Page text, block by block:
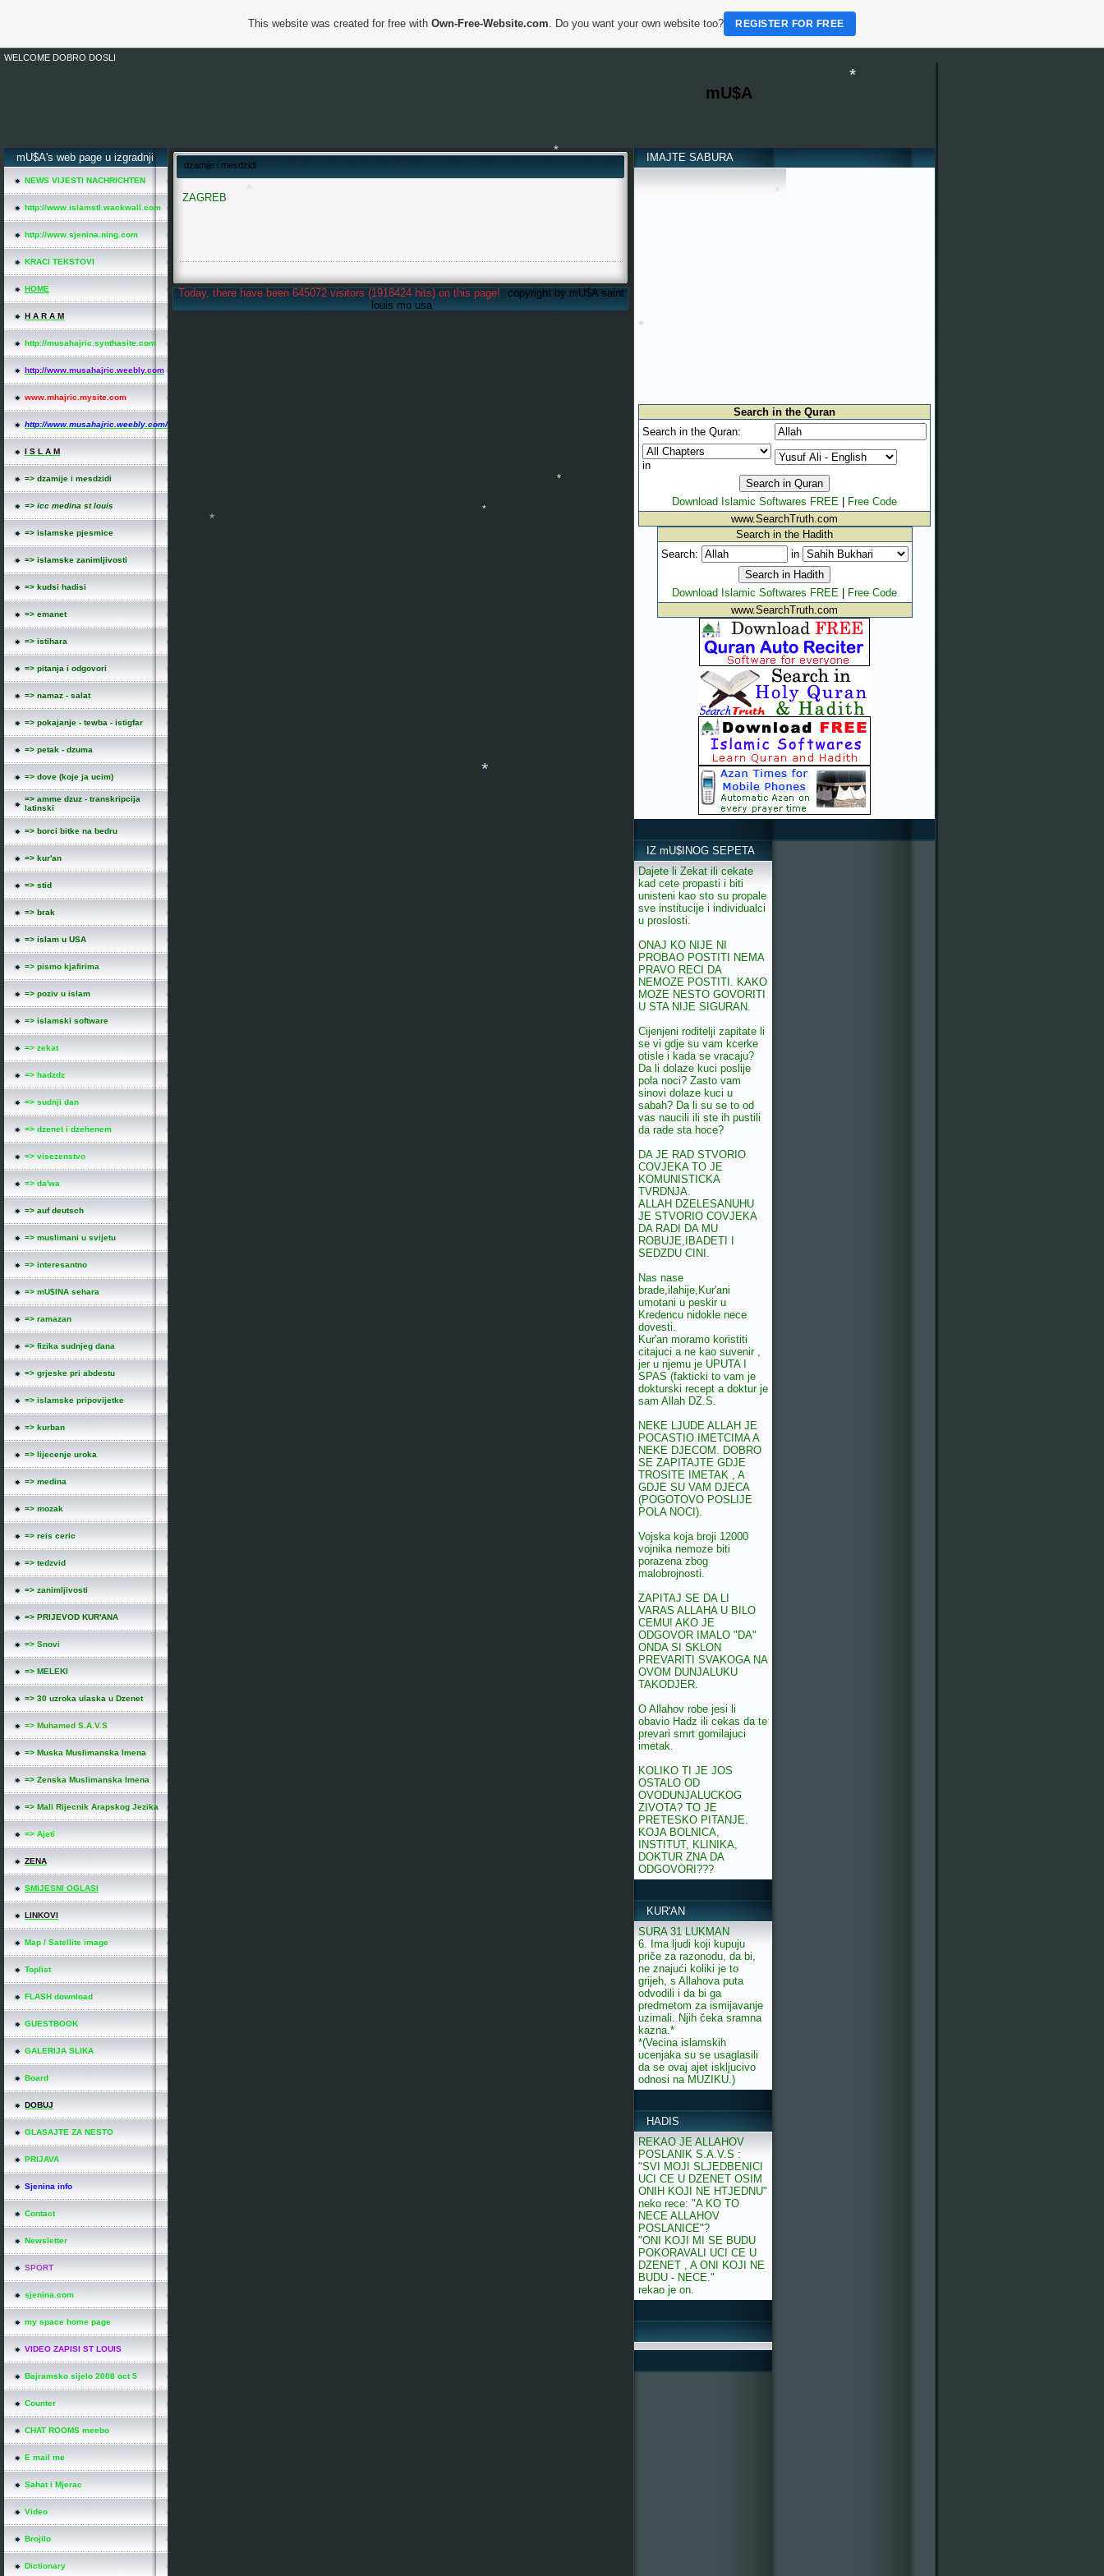
WELCOME DOBRO DOSLI
mU$A
mU$A's web page u izgradnji
NEWS VIJESTI NACHRICHTEN
http://www.islamstl.wackwall.com
http://www.sjenina.ning.com
KRACI TEKSTOVI
HOME
H A R A M
http://musahajric.synthasite.com
http://www.musahajric.weebly.com
www.mhajric.mysite.com
http://www.musahajric.weebly.com/
I S L A M
=> dzamije i mesdzidi
=> icc medina st louis
=> islamske pjesmice
=> islamske zanimljivosti
=> kudsi hadisi
=> emanet
=> istihara
=> pitanja i odgovori
=> namaz - salat
=> pokajanje - tewba - istigfar
=> petak - dzuma
=> dove (koje ja ucim)
=> amme dzuz - transkripcija
latinski
=> borci bitke na bedru
=> kur'an
=> stid
=> brak
=> islam u USA
=> pismo kjafirima
=> poziv u islam
=> islamski software
=> zekat
=> hadzdz
=> sudnji dan
=> dzenet i dzehenem
=> visezenstvo
=> da'wa
=> auf deutsch
=> muslimani u svijetu
=> interesantno
=> mU$INA sehara
=> ramazan
=> fizika sudnjeg dana
=> grjeske pri abdestu
=> islamske pripovijetke
=> kurban
=> lijecenje uroka
=> medina
=> mozak
=> reis ceric
=> tedzvid
=> zanimljivosti
=> PRIJEVOD KUR'ANA
=> Snovi
=> MELEKI
=> 30 uzroka ulaska u Dzenet
=> Muhamed S.A.V.S
=> Muska Muslimanska Imena
=> Zenska Muslimanska Imena
=> Mali Rijecnik Arapskog Jezika
=> Ajeti
ZENA
SMIJESNI OGLASI
LINKOVI
Map / Satellite image
Toplist
FLASH download
GUESTBOOK
GALERIJA SLIKA
Board
DOBUJ
GLASAJTE ZA NESTO
PRIJAVA
Sjenina info
Contact
Newsletter
SPORT
sjenina.com
my space home page
VIDEO ZAPISI ST LOUIS
Bajramsko sijelo 2008 oct 5
Counter
CHAT ROOMS meebo
E mail me
Sahat i Mjerac
Video
Brojilo
Dictionary
dzamije i mesdzidi
ZAGREB
Today, there have been 645072 visitors (1918424 hits) on this page!
copyright by mU$A saint
louis mo usa
IMAJTE SABURA
Search in the Quran
Search in the Quran:
in
Download Islamic Softwares FREE
Free Code
www.SearchTruth.com
Search in the Hadith
Search:
in
Download Islamic Softwares FREE
Free Code
www.SearchTruth.com
IZ mU$INOG SEPETA
Dajete li Zekat ili cekate
kad cete propasti i biti
unisteni kao sto su propale
sve institucije i individualci
u proslosti.
ONAJ KO NIJE NI
PROBAO POSTITI NEMA
PRAVO RECI DA
NEMOZE POSTITI. KAKO
MOZE NESTO GOVORITI
U STA NIJE SIGURAN.
Cijenjeni roditelji zapitate li
se vi gdje su vam kcerke
otisle i kada se vracaju?
Da li dolaze kuci poslije
pola noci? Zasto vam
sinovi dolaze kuci u
sabah? Da li su se to od
vas naucili ili ste ih pustili
da rade sta hoce?
DA JE RAD STVORIO
COVJEKA TO JE
KOMUNISTICKA
TVRDNJA.
ALLAH DZELESANUHU
JE STVORIO COVJEKA
DA RADI DA MU
ROBUJE,IBADETI I
SEDZDU CINI.
Nas nase
brade,ilahije,Kur'ani
umotani u peskir u
Kredencu nidokle nece
dovesti.
Kur'an moramo koristiti
citajuci a ne kao suvenir ,
jer u njemu je UPUTA I
SPAS (fakticki to vam je
dokturski recept a doktur je
sam Allah DZ.S.
NEKE LJUDE ALLAH JE
POCASTIO IMETCIMA A
NEKE DJECOM. DOBRO
SE ZAPITAJTE GDJE
TROSITE IMETAK , A
GDJE SU VAM DJECA
(POGOTOVO POSLIJE
POLA NOCI).
Vojska koja broji 12000
vojnika nemoze biti
porazena zbog
malobrojnosti.
ZAPITAJ SE DA LI
VARAS ALLAHA U BILO
CEMU! AKO JE
ODGOVOR IMALO "DA"
ONDA SI SKLON
PREVARITI SVAKOGA NA
OVOM DUNJALUKU
TAKODJER.
O Allahov robe jesi li
obavio Hadz ili cekas da te
prevari smrt gomilajuci
imetak.
KOLIKO TI JE JOS
OSTALO OD
OVODUNJALUCKOG
ZIVOTA? TO JE
PRETESKO PITANJE.
KOJA BOLNICA,
INSTITUT, KLINIKA,
DOKTUR ZNA DA
ODGOVORI???
KUR'AN
SURA 31 LUKMAN
6. Ima ljudi koji kupuju
priče za razonodu, da bi,
ne znajući koliki je to
grijeh, s Allahova puta
odvodili i da bi ga
predmetom za ismijavanje
uzimali. Njih čeka sramna
kazna.*
*(Vecina islamskih
ucenjaka su se usaglasili
da se ovaj ajet iskljucivo
odnosi na MUZIKU.)
HADIS
REKAO JE ALLAHOV
POSLANIK S.A.V.S :
"SVI MOJI SLJEDBENICI
UCI CE U DZENET OSIM
ONIH KOJI NE HTJEDNU"
neko rece: "A KO TO
NECE ALLAHOV
POSLANICE"?
"ONI KOJI MI SE BUDU
POKORAVALI UCI CE U
DZENET , A ONI KOJI NE
BUDU - NECE."
rekao je on.
This website was created for free withOwn-Free-Website.com. Do you want your own website too? REGISTER FOR FREE
*
*
*
*
*